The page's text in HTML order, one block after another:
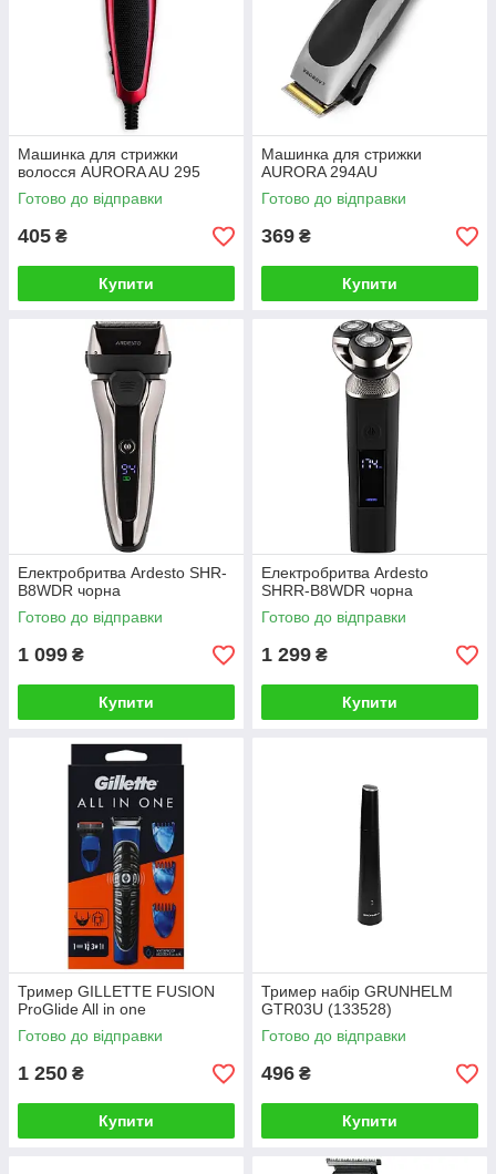
Машинка для стрижки
волосся AURORA AU 295
Готово до відправки
405 ₴
Купити
Машинка для стрижки
AURORA 294AU
Готово до відправки
369 ₴
Купити
Електробритва Ardesto SHR-
B8WDR чорна
Готово до відправки
1 099 ₴
Купити
Електробритва Ardesto
SHRR-B8WDR чорна
Готово до відправки
1 299 ₴
Купити
Тример GILLETTE FUSION
ProGlide All in one
Готово до відправки
1 250 ₴
Купити
Тример набір GRUNHELM
GTR03U (133528)
Готово до відправки
496 ₴
Купити